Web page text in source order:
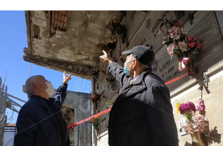
SOCIETÀ
CULTURA
ECONOMIA E LAVORO
EVENTI
SPORT
Streaming